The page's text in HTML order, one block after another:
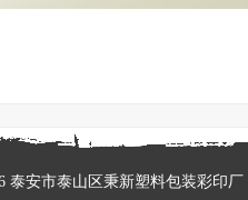
泰安市泰山区秉新塑料包装彩印